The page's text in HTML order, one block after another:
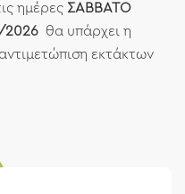
ημέρες ΣΑΒΒΑΤΟ
2026 θα υπάρχει η
εκτάκτων